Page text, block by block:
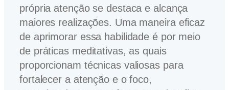
própria atenção se destaca e alcança
maiores realizações. Uma maneira eficaz
de aprimorar essa habilidade é por meio
de práticas meditativas, as quais
proporcionam técnicas valiosas para
fortalecer a atenção e o foco,